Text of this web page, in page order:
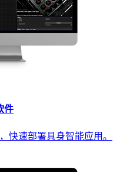
件
快速部署具身智能应用。